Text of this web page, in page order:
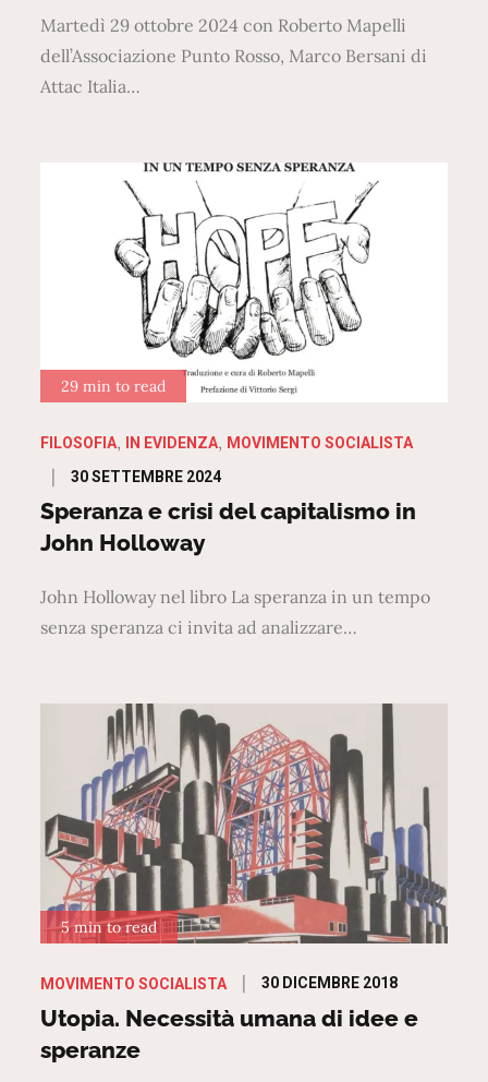
Martedì 29 ottobre 2024 con Roberto Mapelli
dell’Associazione Punto Rosso, Marco Bersani di
Attac Italia…
29 min to read
FILOSOFIA IN EVIDENZA MOVIMENTO SOCIALISTA
Posted
on
30 SETTEMBRE 2024
Speranza e crisi del capitalismo in
John Holloway
John Holloway nel libro La speranza in un tempo
senza speranza ci invita ad analizzare…
5 min to read
MOVIMENTO SOCIALISTA
Posted
on
30 DICEMBRE 2018
Utopia. Necessità umana di idee e
speranze